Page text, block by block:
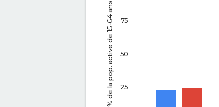
% de la pop. active de 15-64 ans 25
50
75